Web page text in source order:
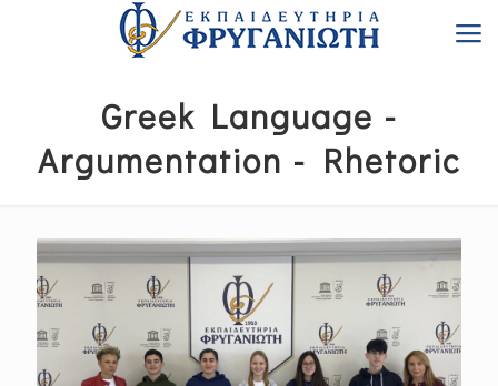
Greek Language -
Argumentation - Rhetoric